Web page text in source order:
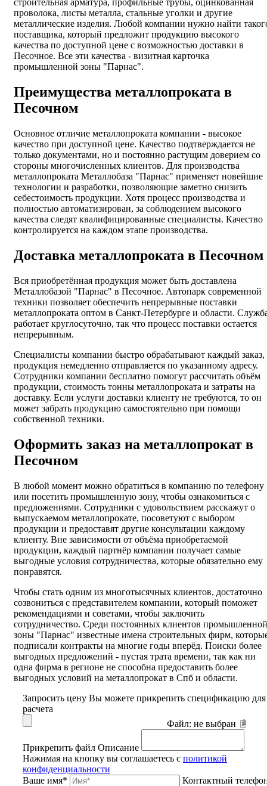
строительная арматура, профильные трубы, оцинкованная
проволока, листы металла, стальные уголки и другие
металлические изделия. Любой компании нужно найти
поставщика, который предложит продукцию высокого
качества по доступной цене с возможностью доставки в
Песочное. Все эти качества - визитная карточка
промышленной зоны "Парнас".
Преимущества металлопроката в
Песочном
Основное отличие металлопроката компании - высокое
качество при доступной цене. Качество подтверждается не
только документами, но и постоянно растущим доверием со
стороны многочисленных клиентов. Для производства
металлопроката Металлобаза "Парнас" применяет новейшие
технологии и разработки, позволяющие заметно снизить
себестоимость продукции. Хотя процесс производства и
полностью автоматизирован, за соблюдением высокого
качества следят квалифицированные специалисты. Качество
контролируется на каждом этапе производства.
Доставка металлопроката в Песочном
Вся приобретённая продукция может быть доставлена
Металлобазой "Парнас" в Песочное. Автопарк современной
техники позволяет обеспечить непрерывные поставки
металлопроката оптом в Санкт-Петербурге и области.
работает круглосуточно, так что процесс поставки остается
непрерывным.
Специалисты компании быстро обрабатывают каждый заказ,
продукция немедленно отправляется по указанному адресу.
Сотрудники компании бесплатно помогут рассчитать объём
продукции, стоимость тонны металлопроката и затраты на
доставку. Если услуги доставки клиенту не требуются, то он
может забрать продукцию самостоятельно при помощи
собственной техники.
Оформить заказ на металлопрокат в
Песочном
В любой момент можно обратиться в компанию по телефону
или посетить промышленную зону, чтобы ознакомиться с
предложениями. Сотрудники с удовольствием расскажут о
выпускаемом металлопрокате, посоветуют с выбором
продукции и предоставят другие консультации каждому
клиенту. Вне зависимости от объёма приобретаемой
продукции, каждый партнёр компании получает самые
выгодные условия сотрудничества, которые обязательно ему
понравятся.
Чтобы стать одним из многотысячных клиентов, достаточно
созвониться с представителем компании, который поможет
рекомендациями и советами, чтобы заключить
сотрудничество. Среди постоянных клиентов промышленной
зоны "Парнас" известные имена строительных фирм,
подписали контракты на многие годы вперёд. Поиски более
выгодных предложений - пустая трата времени, так как ни
одна фирма в регионе не способна предоставить более
выгодных условий на металлопрокат в Спб и области.
Запросить цену Вы можете прикрепить спецификацию для
расчета
Файл: не выбран
Прикрепить файл Описание
Нажимая на кнопку вы соглашаетесь с политикой
конфиденциальности
Ваше имя*
Контактный